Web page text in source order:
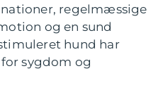
regelmæssige
og en sund
hund har
sygdom og